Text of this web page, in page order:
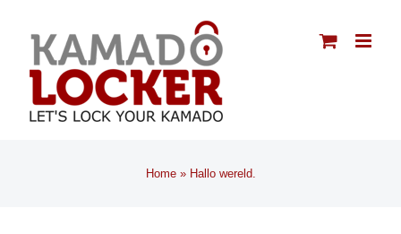
naar
inhoud
Home» Hallo wereld.